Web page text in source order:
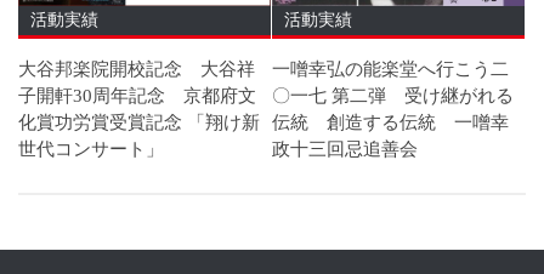
活動実績
大谷邦楽院開校記念 大谷祥
子開軒30周年記念 京都府文
化賞功労賞受賞記念 「翔け新
世代コンサート」
活動実績
一噌幸弘の能楽堂へ行こう二
〇一七 第二弾 受け継がれる
伝統 創造する伝統 一噌幸
政十三回忌追善会